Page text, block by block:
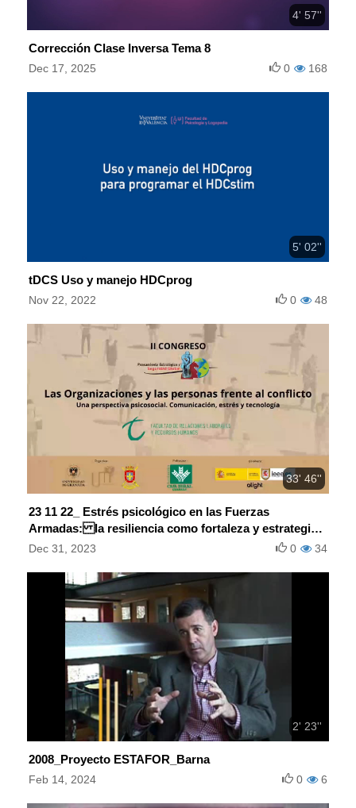
4' 57''
Corrección Clase Inversa Tema 8
Dec 17, 2025 168
0
5' 02''
tDCS Uso y manejo HDCprog
Nov 22, 2022 48
0
33' 46''
23 11 22_ Estrés psicológico en las Fuerzas
Armadas: la resiliencia como fortaleza y estrategia
de recuperación
Dec 31, 2023 34
0
2' 23''
2008_Proyecto ESTAFOR_Barna
Feb 14, 2024 6
0